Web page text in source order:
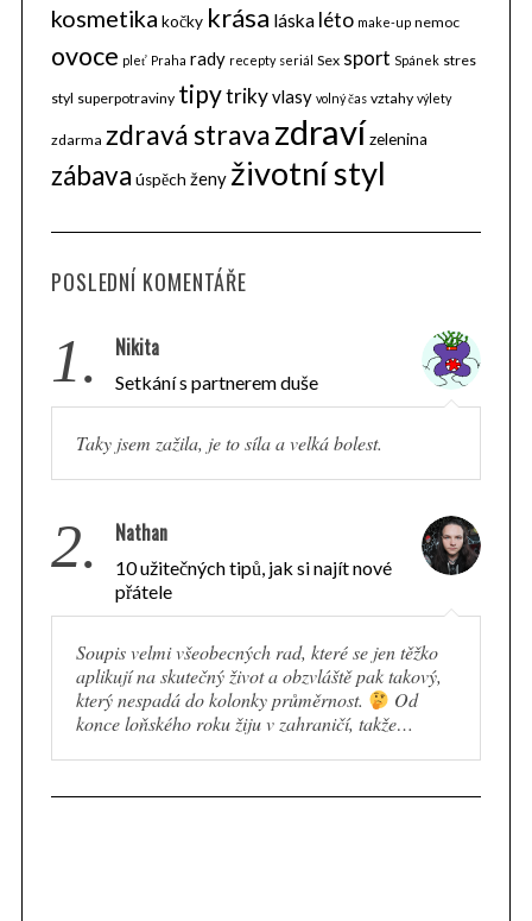
kosmetika kočky krása láska léto make-up nemoc
ovoce pleť Praha rady recepty seriál Sex sport Spánek stres
styl superpotraviny tipytrikyvlasy volný čas vztahy výlety
zdarma zdravá stravazdravízelenina
zábava úspěch ženy životní styl
POSLEDNÍ KOMENTÁŘE
1. Nikita
Setkání s partnerem duše
Taky jsem zažila, je to síla a velká bolest.
2. Nathan
10 užitečných tipů, jak si najít nové
přátele
Soupis velmi všeobecných rad, které se jen těžko
aplikují na skutečný život a obzvláště pak takový,
který nespadá do kolonky průměrnost.
Od
konce loňského roku žiju v zahraničí, takže…